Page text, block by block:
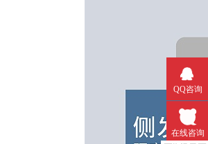
QQ咨询
在线咨询